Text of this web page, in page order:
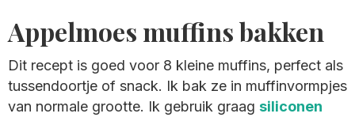
Appelmoes muffins bakken
Dit recept is goed voor 8 kleine muffins, perfect als
tussendoortje of snack. Ik bak ze in muffinvormpjes
van normale grootte. Ik gebruik graag siliconen